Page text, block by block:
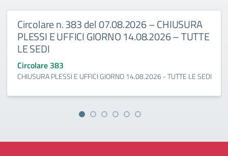
Circolare n. 383 del 07.08.2026 – CHIUSURA
PLESSI E UFFICI GIORNO 14.08.2026 – TUTTE
LE SEDI
Circolare 383
CHIUSURA PLESSI E UFFICI GIORNO 14.08.2026 - TUTTE LE SEDI